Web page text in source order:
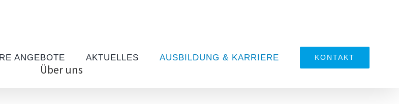
ANGEBOTE AKTUELLES AUSBILDUNG & KARRIERE KONTAKT